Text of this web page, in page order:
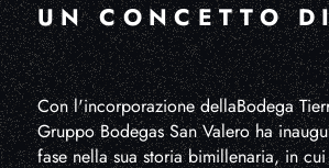
UN CONCETTO
Con l'incorporazione dellaBodega
Gruppo Bodegas San Valero ha
fase nella sua storia bimillenaria, in